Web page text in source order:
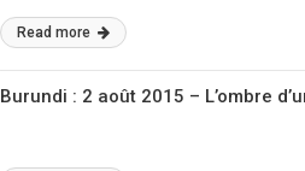
Read more
Burundi : 2 août 2015 – L’ombre